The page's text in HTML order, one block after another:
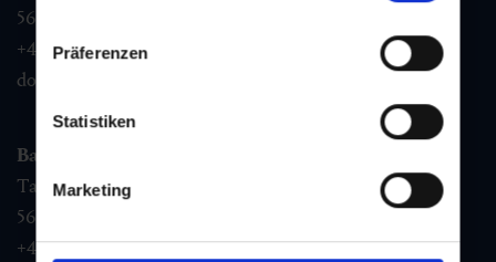
Präferenzen
Statistiken
Marketing
5632
+43 6432 3393 460
dorfgastein@gastein.com
Bad Hofgastein
Tauernplatz 1,
5630
+43 6432 3393 260